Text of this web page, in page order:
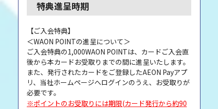
特典進呈時期
【ご入会特典】
＜WAON POINTの進呈について＞
ご入会特典の1,000WAON POINTは、カードご入会直
後から本カードお受取りまでの間に進呈いたします。
また、発行されたカードをご登録したAEON Payアプ
リ、当社ホームページへログインのうえ、お受取りが
必要です。
※ポイントのお受取りには期限(カード発行から約90